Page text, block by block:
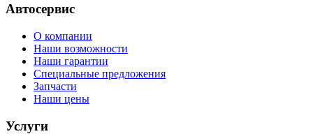
Автосервис
О компании
Наши возможности
Наши гарантии
Специальные предложения
Запчасти
Наши цены
Услуги